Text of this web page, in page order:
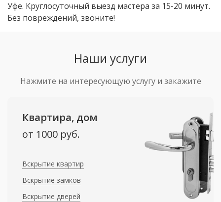
Уфе. Круглосуточный выезд мастера за 15-20 минут.
Без повреждений, звоните!
Наши услуги
Нажмите на интересующую услугу и закажите
Квартира, дом
от 1000 руб.
Вскрытие квартир
Вскрытие замков
Вскрытие дверей